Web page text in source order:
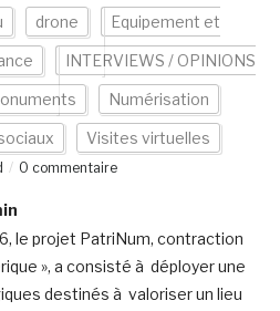
drone Equipement et
INTERVIEWS / OPINIONS
Numérisation
Visites virtuelles
0 commentaire
le projet PatriNum, contraction
», a consisté à déployer une
destinés à valoriser un lieu